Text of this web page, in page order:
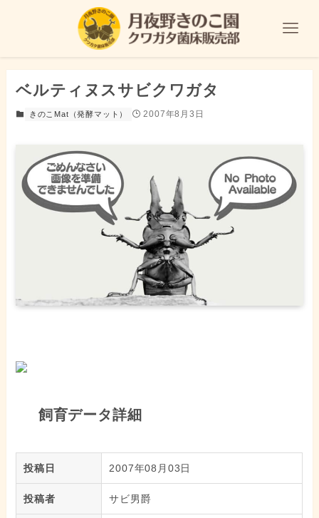
ベルティヌスサビクワガタ
きのこMat（発酵マット） 2007年8月3日
飼育データ詳細
投稿日 2007年08月03日
投稿者 サビ男爵